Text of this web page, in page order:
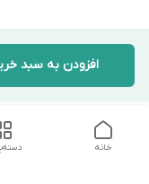
افزودن به سبد
خانه